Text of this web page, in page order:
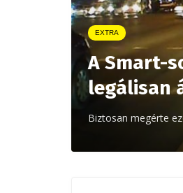
EXTRA
A Smart-
legálisan
Biztosan megérte